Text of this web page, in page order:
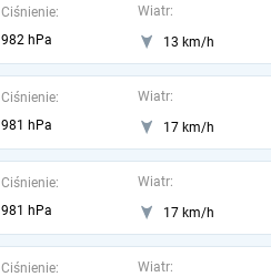
Ciśnienie:
982 hPa
Wiatr:
13 km/h
Ciśnienie:
981 hPa
Wiatr:
17 km/h
Ciśnienie:
981 hPa
Wiatr:
17 km/h
Ciśnienie:
Wiatr: